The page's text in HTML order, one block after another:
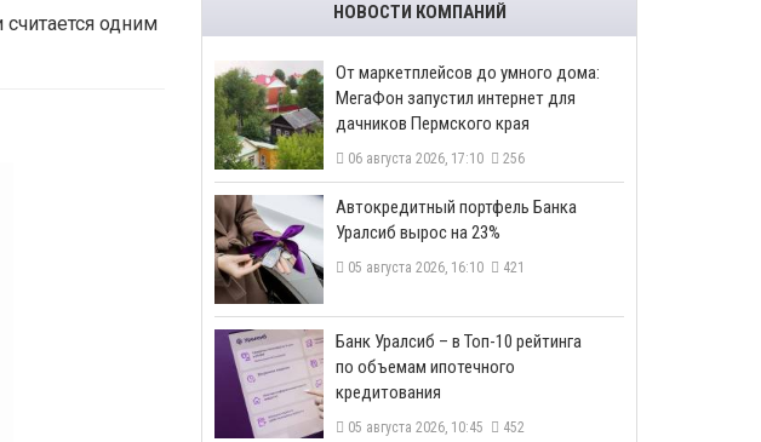
одним
НОВОСТИ КОМПАНИЙ
От маркетплейсов до умного дома:
МегаФон запустил интернет для
дачников Пермского края
06 августа 2026, 17:10 256
​Автокредитный портфель Банка
Уралсиб вырос на 23%
05 августа 2026, 16:10 421
​Банк Уралсиб – в Топ-10 рейтинга
по объемам ипотечного
кредитования
05 августа 2026, 10:45 452